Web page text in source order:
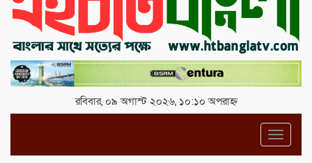
রবিবার, ০৯ অগাস্ট ২০২৬, ১০:১০ অপরাহ্ন